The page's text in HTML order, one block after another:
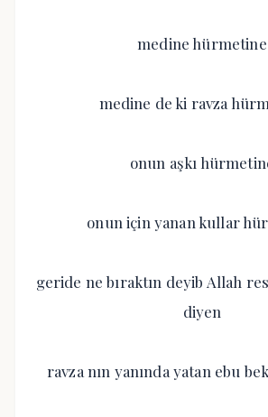
medine hürmetine
medine de ki ravza
onun aşkı
onun için yanan kullar
geride ne bıraktın deyib Allah
diyen
ravza nın yanında yatan ebu